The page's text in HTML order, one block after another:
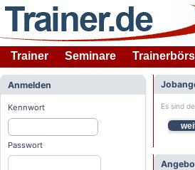
Trainer Seminare
Anmelden
Kennwort
Passwort
Es sind